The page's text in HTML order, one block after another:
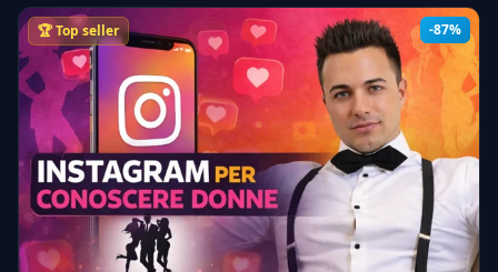
-87%
🏆 Top seller